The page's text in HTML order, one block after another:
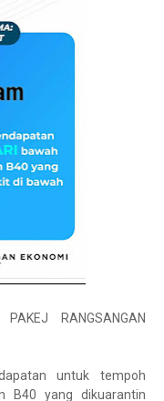
RANGSANGAN
untuk tempoh
B40 yang dikuarantin